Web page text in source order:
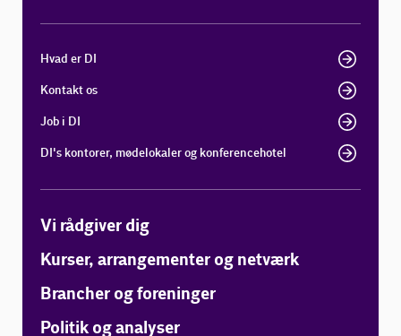
Hvad er DI
Kontakt os
Job i DI
DI's kontorer, mødelokaler og konferencehotel
Vi rådgiver dig
Kurser, arrangementer og netværk
Brancher og foreninger
Politik og analyser